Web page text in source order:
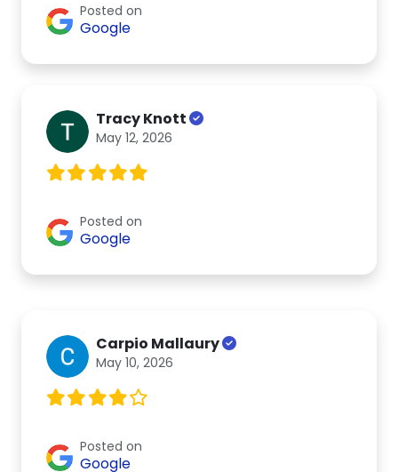
Posted on
Google
Tracy Knott
May 12, 2026
Posted on
Google
Carpio Mallaury
May 10, 2026
Posted on
Google